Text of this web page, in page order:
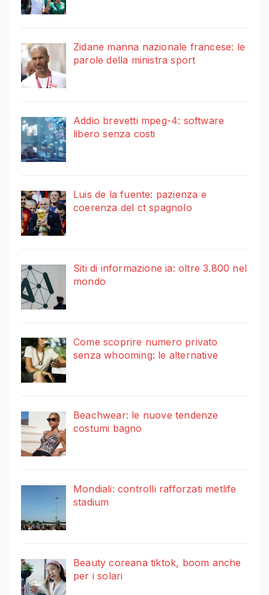
Zidane manna nazionale francese: le
parole della ministra sport
Addio brevetti mpeg-4: software
libero senza costi
Luis de la fuente: pazienza e
coerenza del ct spagnolo
Siti di informazione ia: oltre 3.800 nel
mondo
Come scoprire numero privato
senza whooming: le alternative
Beachwear: le nuove tendenze
costumi bagno
Mondiali: controlli rafforzati metlife
stadium
Beauty coreana tiktok, boom anche
per i solari